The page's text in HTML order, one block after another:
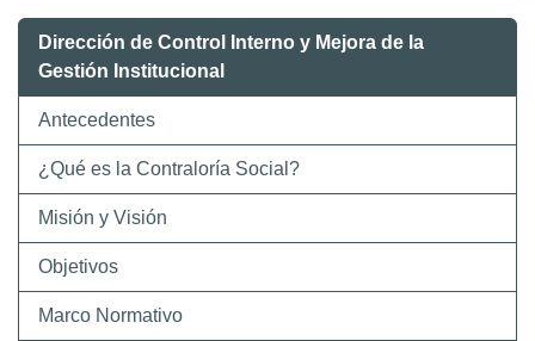
Dirección de Control Interno y Mejora de la
Gestión Institucional
Antecedentes
¿Qué es la Contraloría Social?
Misión y Visión
Objetivos
Marco Normativo